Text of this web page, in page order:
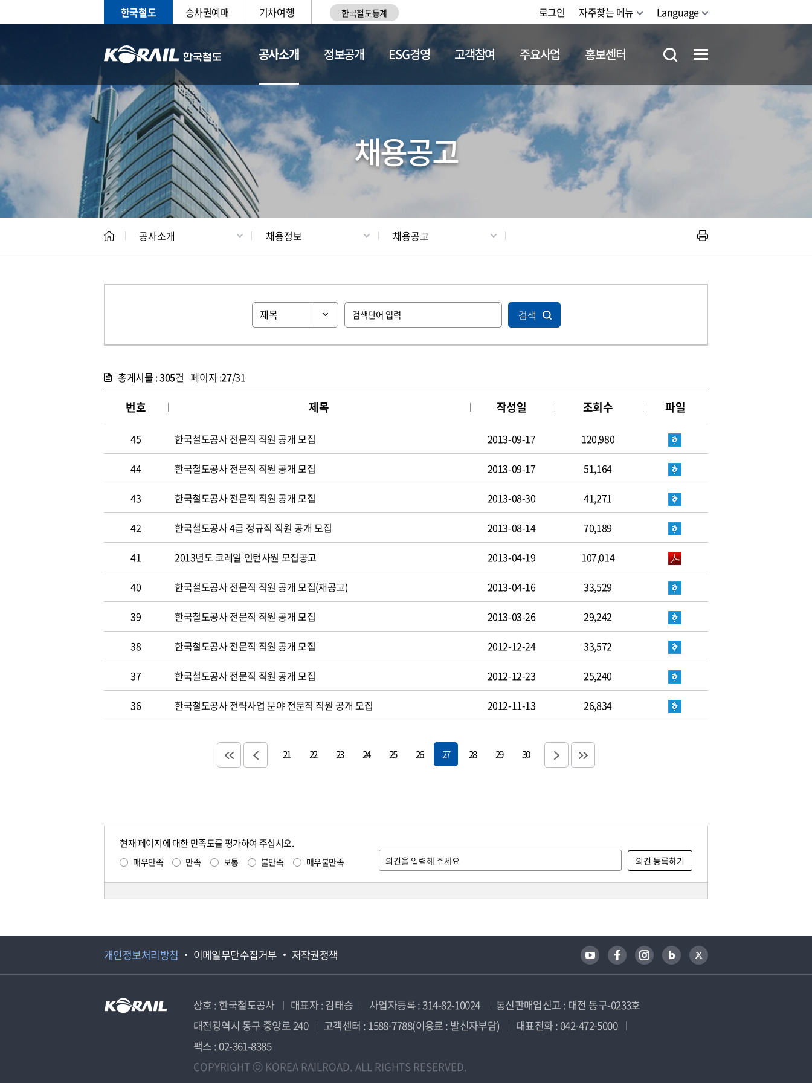
한국철도 승차권예매 기차여행 한국철도통계 로그인 자주찾는 메뉴 Language
공사소개
CEO 일반현황 채용정보
정보공개 ESG경영 고객참여 주요사업 홍보센터
채용공고
공사소개 채용정보 채용공고
검색
총게시물 :305건 페이지 :27/31
번호 제목 작성일 조회수 파일
45 한국철도공사 전문직 직원 공개 모집 2013-09-17 120,980
44 한국철도공사 전문직 직원 공개 모집 2013-09-17 51,164
43 한국철도공사 전문직 직원 공개 모집 2013-08-30 41,271
42 한국철도공사 4급 정규직 직원 공개 모집 2013-08-14 70,189
41 2013년도 코레일 인턴사원 모집공고 2013-04-19 107,014
40 한국철도공사 전문직 직원 공개 모집(재공고) 2013-04-16 33,529
39 한국철도공사 전문직 직원 공개 모집 2013-03-26 29,242
38 한국철도공사 전문직 직원 공개 모집 2012-12-24 33,572
37 한국철도공사 전문직 직원 공개 모집 2012-12-23 25,240
36 한국철도공사 전략사업 분야 전문직 직원 공개 모집 2012-11-13 26,834
21 22 23 24 25 26 27 28 29 30
현재 페이지에 대한 만족도를 평가하여 주십시오.
매우만족 만족 보통 불만족 매우불만족
개인정보처리방침 이메일무단수집거부 저작권정책
상호 : 한국철도공사 대표자 : 김태승 사업자등록 : 314-82-10024
통신판매업신고 : 대전 동구-0233호
대전광역시 동구 중앙로 240
고객센터 : 1588-7788(이용료 : 발신자부담)
대표전화 : 042-472-5000
팩스 : 02-361-8385
COPYRIGHT ⓒ KOREA RAILROAD. ALL RIGHTS RESERVED.